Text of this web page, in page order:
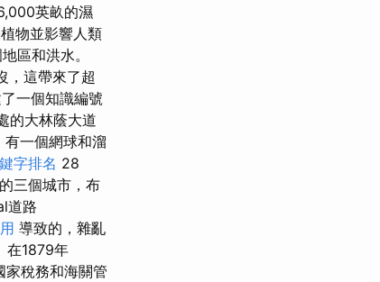
英畝的濕
物並影響人類
區和洪水。
，這帶來了超
一個知識編號
的大林蔭大道
一個網球和溜
字排名 28
三個城市，布
道路
導致的，雜亂
在1879年
家稅務和海關管